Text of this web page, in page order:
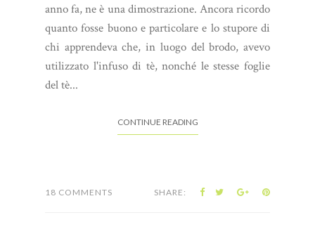
anno fa, ne è una dimostrazione. Ancora ricordo
quanto fosse buono e particolare e lo stupore di
chi apprendeva che, in luogo del brodo, avevo
utilizzato l'infuso di tè, nonché le stesse foglie
del tè...
CONTINUE READING
18 COMMENTS SHARE: